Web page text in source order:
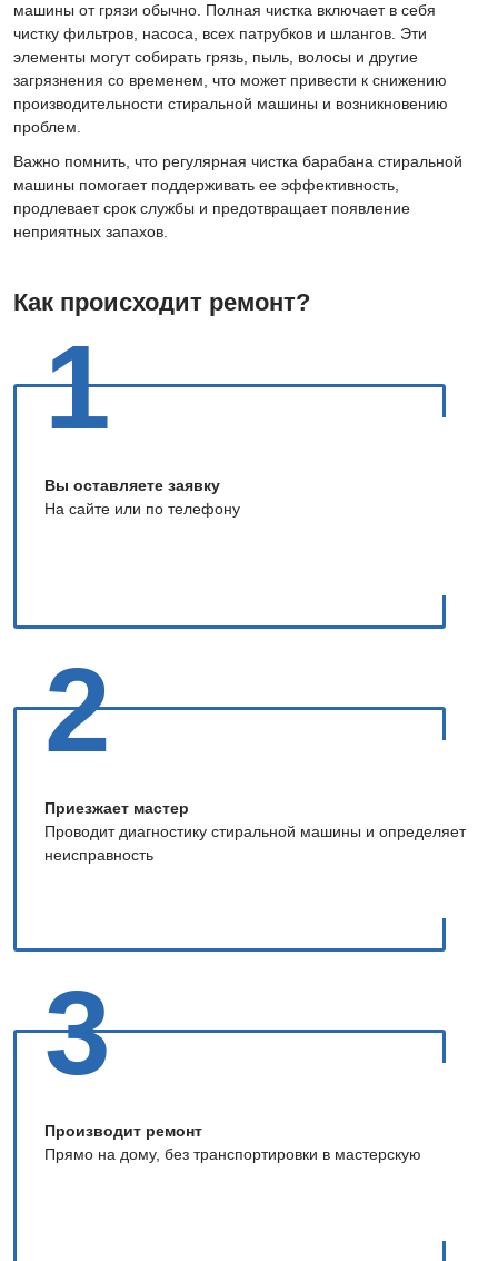
машины от грязи обычно. Полная чистка включает в себя
чистку фильтров, насоса, всех патрубков и шлангов. Эти
элементы могут собирать грязь, пыль, волосы и другие
загрязнения со временем, что может привести к снижению
производительности стиральной машины и возникновению
проблем.
Важно помнить, что регулярная чистка барабана стиральной
машины помогает поддерживать ее эффективность,
продлевает срок службы и предотвращает появление
неприятных запахов.
Как происходит ремонт?
1
Вы оставляете заявку
На сайте или по телефону
2
Приезжает мастер
Проводит диагностику стиральной машины и определяет
неисправность
3
Производит ремонт
Прямо на дому, без транспортировки в мастерскую